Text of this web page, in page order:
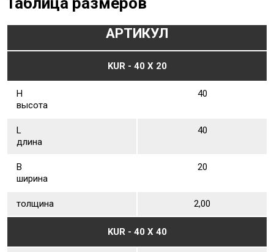
АРТИКУЛ
KUR - 40 Х 20
Н
высота
40
L
длина
40
В
ширина
20
толщина 2,00
KUR - 40 Х 40